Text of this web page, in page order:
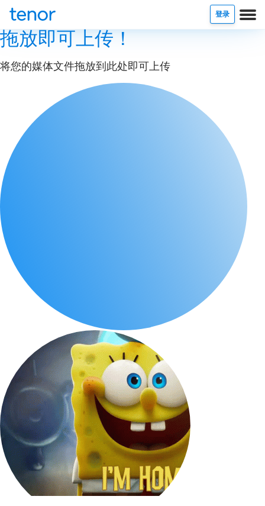
登录
拖放即可上传！
将您的媒体文件拖放到此处即可上传